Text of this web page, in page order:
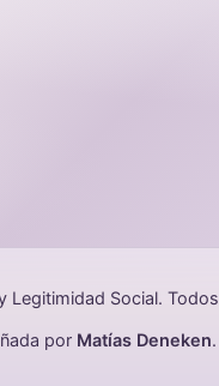
Social.
por Matías Deneken.